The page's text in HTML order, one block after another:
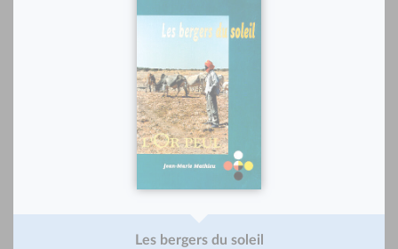
Les bergers du soleil